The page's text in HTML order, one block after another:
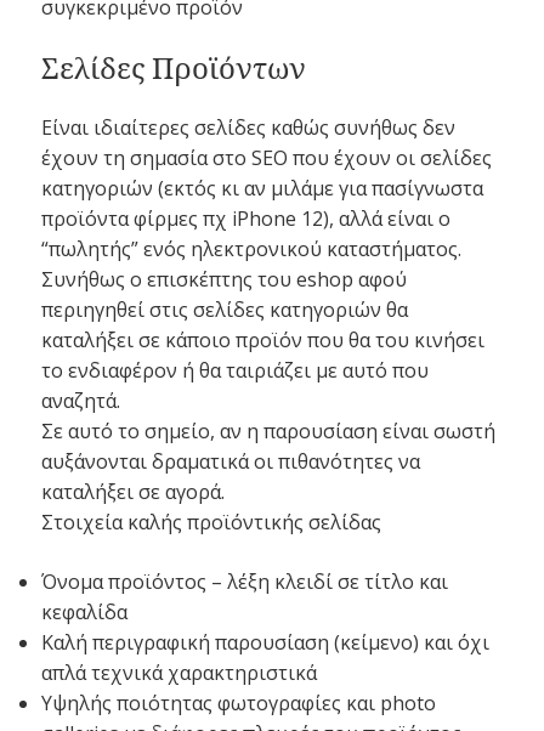
συγκεκριμένο προϊόν
Σελίδες Προϊόντων
Είναι ιδιαίτερες σελίδες καθώς συνήθως δεν
έχουν τη σημασία στο SEO που έχουν οι σελίδες
κατηγοριών (εκτός κι αν μιλάμε για πασίγνωστα
προϊόντα φίρμες πχ iPhone 12), αλλά είναι ο
“πωλητής” ενός ηλεκτρονικού καταστήματος.
Συνήθως ο επισκέπτης του eshop αφού
περιηγηθεί στις σελίδες κατηγοριών θα
καταλήξει σε κάποιο προϊόν που θα του κινήσει
το ενδιαφέρον ή θα ταιριάζει με αυτό που
αναζητά.
Σε αυτό το σημείο, αν η παρουσίαση είναι σωστή
αυξάνονται δραματικά οι πιθανότητες να
καταλήξει σε αγορά.
Στοιχεία καλής προϊόντικής σελίδας
Όνομα προϊόντος – λέξη κλειδί σε τίτλο και
κεφαλίδα
Καλή περιγραφική παρουσίαση (κείμενο) και όχι
απλά τεχνικά χαρακτηριστικά
Υψηλής ποιότητας φωτογραφίες και photo